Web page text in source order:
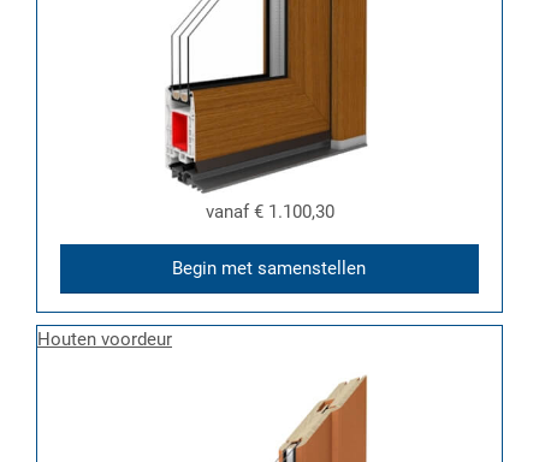
vanaf € 1.100,30
Begin met samenstellen
Houten voordeur